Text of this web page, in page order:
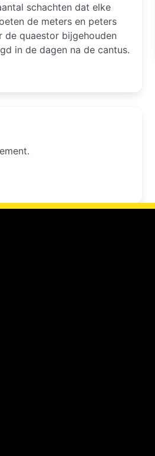
schachten dat elke
de meters en peters
quaestor bijgehouden
in de dagen na de cantus.